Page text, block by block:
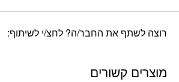
רוצה לשתף את החבר/ה? לחצ/י לשיתוף:
מוצרים קשורים